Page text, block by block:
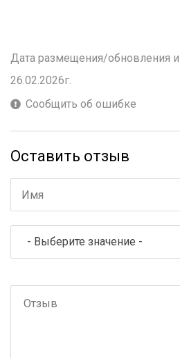
Дата размещения/обновления
26.02.2026г.
Сообщить об ошибке
Оставить отзыв
- Выберите значение -